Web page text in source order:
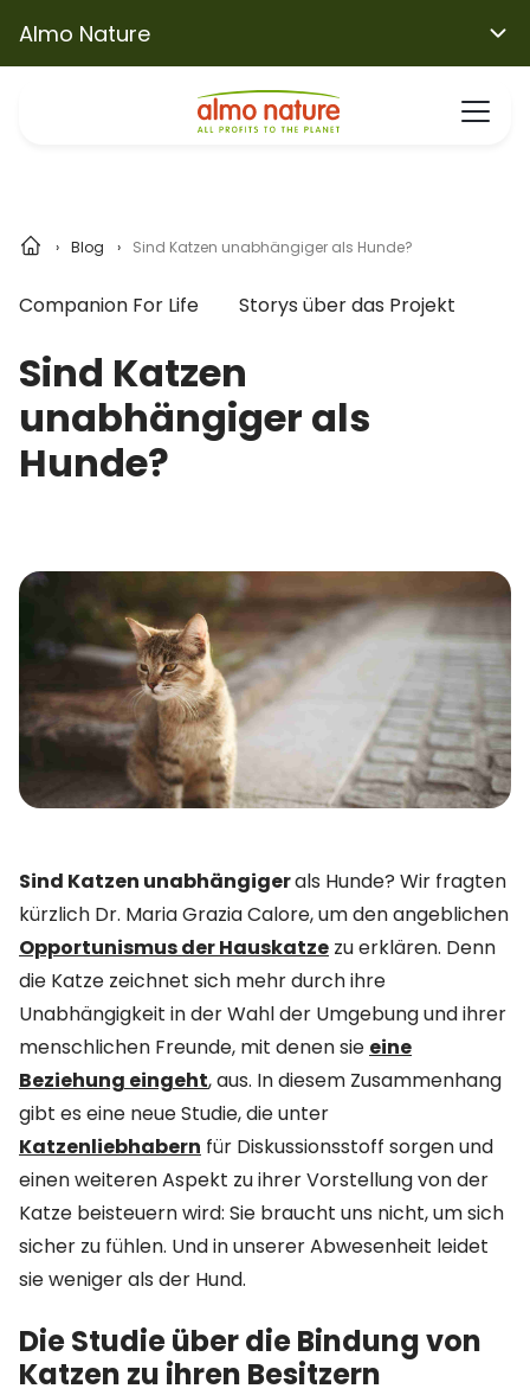
Almo Nature
Blog Sind Katzen unabhängiger als Hunde?
Companion For Life Storys über das Projekt
Sind Katzen
unabhängiger als
Hunde?
Sind Katzen unabhängigerals Hunde? Wir fragten
kürzlich Dr. Maria Grazia Calore, um den angeblichen
Opportunismus der Hauskatze zu erklären. Denn
die Katze zeichnet sich mehr durch ihre
Unabhängigkeit in der Wahl der Umgebung und ihrer
menschlichen Freunde, mit denen sie eine
Beziehung eingeht, aus. In diesem Zusammenhang
gibt es eine neue Studie, die unter
Katzenliebhabern für Diskussionsstoff sorgen und
einen weiteren Aspekt zu ihrer Vorstellung von der
Katze beisteuern wird: Sie braucht uns nicht, um sich
sicher zu fühlen. Und in unserer Abwesenheit leidet
sie weniger als der Hund.
Die Studie über die Bindung von
Katzen zu ihren Besitzern